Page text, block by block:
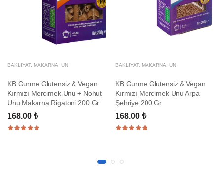
BAKLIYAT, MAKARNA, UN
KB Gurme Glutensiz & Vegan
Kırmızı Mercimek Unu + Nohut
Unu Makarna Rigatoni 200 Gr
168.00 ₺
BAKLIYAT, MAKARNA, UN
KB Gurme Glutensiz & Vegan
Kırmızı Mercimek Unu Arpa
Şehriye 200 Gr
168.00 ₺